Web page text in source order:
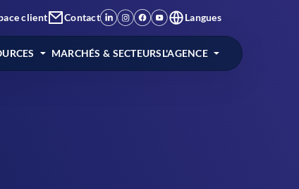
client Contact Langues
MARCHÉS & SECTEURSL'AGENCE